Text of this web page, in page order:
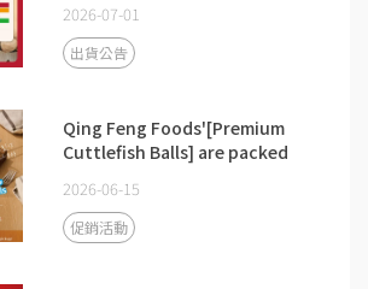
2026-07-01
出貨公告
Qing Feng Foods'[Premium
Cuttlefish Balls] are packed
packs for just NT$749 before
June 30!
2026-06-15
促銷活動